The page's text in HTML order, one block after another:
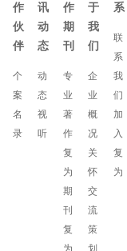
作
伙
伴
个
案
名
录
讯
动
态
动
态
视
听
作
期
刊
专
业
著
作
复
为
期
刊
复
为
于
我
们
企
业
概
况
关
怀
交
流
策
划
系
联
系
我
们
加
入
复
为